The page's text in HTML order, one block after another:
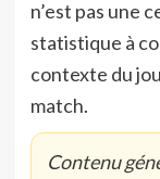
n’est pas une
statistique à
contexte du
match.
Contenu